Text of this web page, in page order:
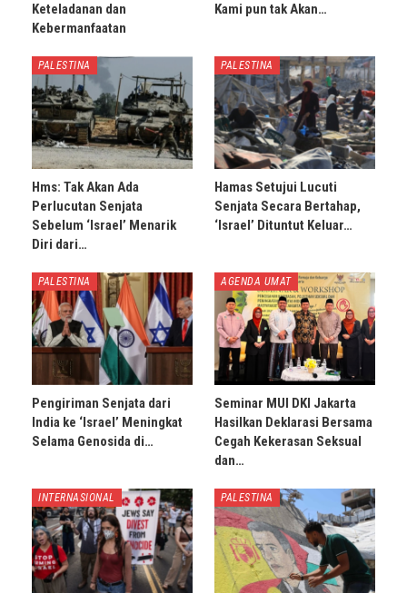
Keteladanan dan
Kebermanfaatan
Kami pun tak Akan…
PALESTINA
Hms: Tak Akan Ada
Perlucutan Senjata
Sebelum ‘Israel’ Menarik
Diri dari…
PALESTINA
Hamas Setujui Lucuti
Senjata Secara Bertahap,
‘Israel’ Dituntut Keluar…
PALESTINA
Pengiriman Senjata dari
India ke ‘Israel’ Meningkat
Selama Genosida di…
AGENDA UMAT
Seminar MUI DKI Jakarta
Hasilkan Deklarasi Bersama
Cegah Kekerasan Seksual
dan…
INTERNASIONAL PALESTINA